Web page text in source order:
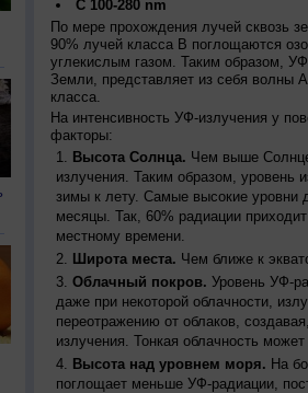
C 100-280 nm
По мере прохождения лучей сквозь
90% лучей класса B поглощаются
углекислым газом. Таким образом,
Земли, представляет из себя волны
класса.
На интенсивность УФ-излучения у
факторы:
Высота Солнца. Чем выше
излучения. Таким образом, уровень
зимы к лету. Самые высокие уровни
месяцы. Так, 60% радиации
местному времени.
Широта места. Чем ближе к
Облачный покров. Уровень УФ-
даже при некоторой облачности,
переотражению от облаков,
излучения. Тонкая облачность
Высота над уровнем моря. На
поглощает меньше УФ-радиации,